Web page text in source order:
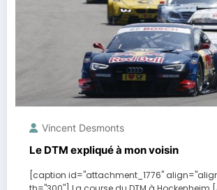
Vincent Desmonts
Le DTM expliqué à mon voisin
[caption id="attachment_1776"